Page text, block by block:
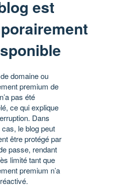
est
domaine ou
premium de
pas été
ce qui explique
Dans
le blog peut
être protégé par
passe, rendant
limité tant que
premium n’a